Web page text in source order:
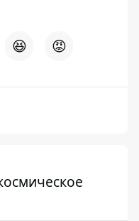
😆 😡